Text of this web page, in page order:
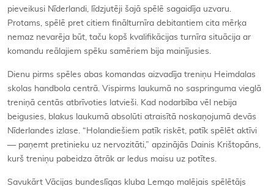
pieveikusi Nīderlandi, līdzjutēji šajā spēlē sagaidīja uzvaru.
Protams, spēlē pret citiem finālturnīra debitantiem cita mērķa
nemaz nevarēja būt, taču kopš kvalifikācijas turnīra situācija ar
komandu reālajiem spēku samēriem bija mainījusies.
Dienu pirms spēles abas komandas aizvadīja treniņu Heimdalas
skolas handbola centrā. Vispirms laukumā no saspringuma vieglā
treniņā centās atbrīvoties latvieši. Kad nodarbība vēl nebija
beigusies, blakus laukumā absolūti atraisītā noskaņojumā devās
Nīderlandes izlase. “Holandiešiem patīk riskēt, patīk spēlēt aktīvi
— paņemt pretinieku uz nervozitāti,” apzinājās Dainis Krištopāns,
kurš treniņu pabeidza ātrāk ar ledus maisu uz potītes.
Savukārt Vācijas bundeslīgas kluba Lemgo malējais spēlētājs